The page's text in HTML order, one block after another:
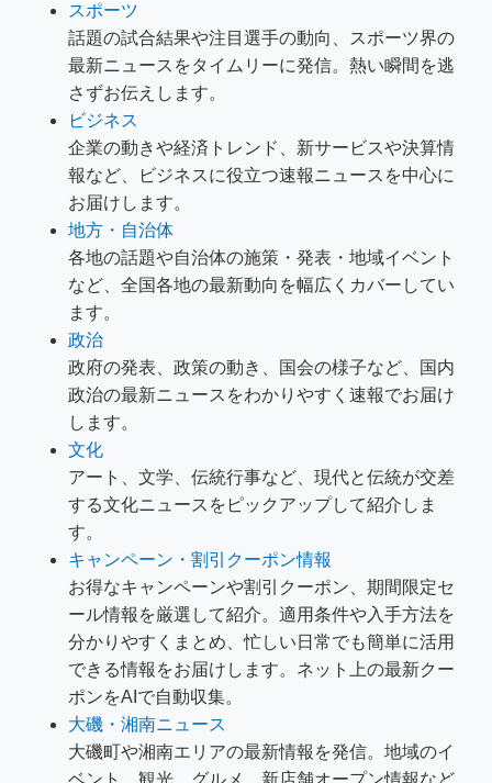
スポーツ
話題の試合結果や注目選手の動向、スポーツ界の
最新ニュースをタイムリーに発信。熱い瞬間を逃
さずお伝えします。
ビジネス
企業の動きや経済トレンド、新サービスや決算情
報など、ビジネスに役立つ速報ニュースを中心に
お届けします。
地方・自治体
各地の話題や自治体の施策・発表・地域イベント
など、全国各地の最新動向を幅広くカバーしてい
ます。
政治
政府の発表、政策の動き、国会の様子など、国内
政治の最新ニュースをわかりやすく速報でお届け
します。
文化
アート、文学、伝統行事など、現代と伝統が交差
する文化ニュースをピックアップして紹介しま
す。
キャンペーン・割引クーポン情報
お得なキャンペーンや割引クーポン、期間限定セ
ール情報を厳選して紹介。適用条件や入手方法を
分かりやすくまとめ、忙しい日常でも簡単に活用
できる情報をお届けします。ネット上の最新クー
ポンをAIで自動収集。
大磯・湘南ニュース
大磯町や湘南エリアの最新情報を発信。地域のイ